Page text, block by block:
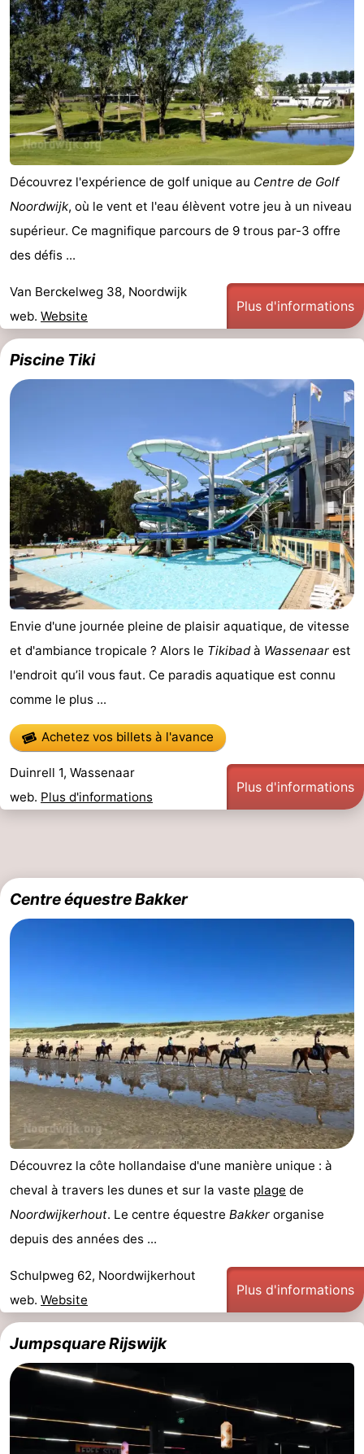
Découvrez l'expérience de golf unique au Centre de Golf
Noordwijk, où le vent et l'eau élèvent votre jeu à un niveau
supérieur. Ce magnifique parcours de 9 trous par-3 offre
des défis ...
Van Berckelweg 38, Noordwijk
web. Website
Plus d'informations
Piscine Tiki
Envie d'une journée pleine de plaisir aquatique, de vitesse
et d'ambiance tropicale ? Alors le Tikibadà Wassenaar est
l'endroit qu’il vous faut. Ce paradis aquatique est connu
comme le plus ...
Achetez vos billets à l'avance
Duinrell 1, Wassenaar
web. Plus d'informations
Plus d'informations
Centre équestre Bakker
Découvrez la côte hollandaise d'une manière unique : à
cheval à travers les dunes et sur la vaste plage de
Noordwijkerhout. Le centre équestre Bakker organise
depuis des années des ...
Schulpweg 62, Noordwijkerhout
web. Website
Plus d'informations
Jumpsquare Rijswijk